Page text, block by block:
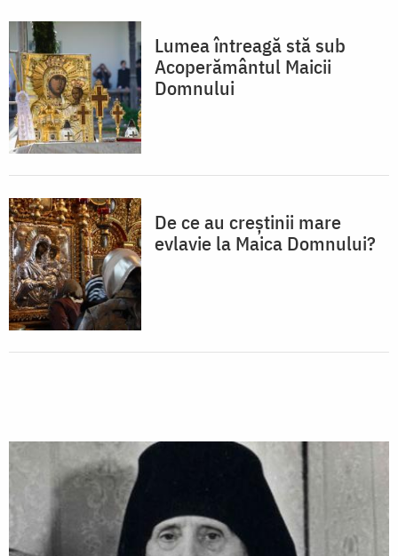
Lumea întreagă stă sub
Acoperământul Maicii
Domnului
De ce au creștinii mare
evlavie la Maica Domnului?